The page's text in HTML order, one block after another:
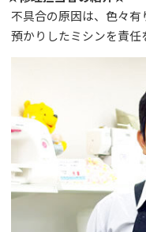
不具合の原因は、色々
預かりしたミシンを責任